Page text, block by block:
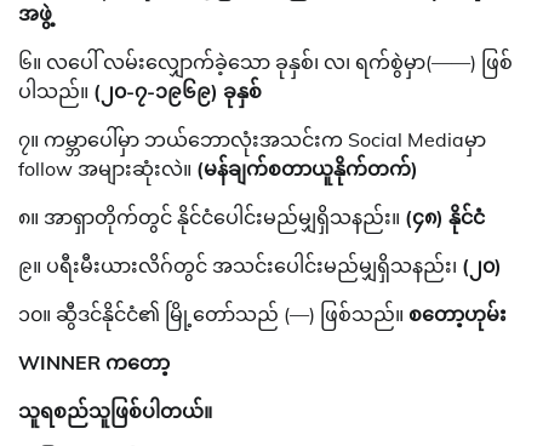
အဖွဲ့
၆။ လပေါ် လမ်းလျှောက်ခဲ့သော ခုနှစ်၊ လ၊ ရက်စွဲမှာ(——) ဖြစ်
ပါသည်။ (၂၀-၇-၁၉၆၉) ခုနှစ်
၇။ ကမ္ဘာပေါ်မှာ ဘယ်ဘောလုံးအသင်းက Social Mediaမှာ
follow အများဆုံးလဲ။ (မန်ချက်စတာယူနိုက်တက်)
၈။ အာရှာတိုက်တွင် နိုင်ငံပေါင်းမည်မျှရှိသနည်း။ (၄၈) နိုင်ငံ
၉။ ပရီးမီးယားလိဂ်တွင် အသင်းပေါင်းမည်မျှရှိသနည်း၊ (၂၀)
၁၀။ ဆွီဒင်နိုင်ငံ၏ မြို့တော်သည် (—) ဖြစ်သည်။ စတော့ဟုမ်း
WINNER ကတော့
သူရစည်သူဖြစ်ပါတယ်။